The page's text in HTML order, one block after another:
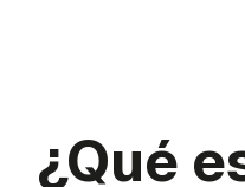
¿Qué